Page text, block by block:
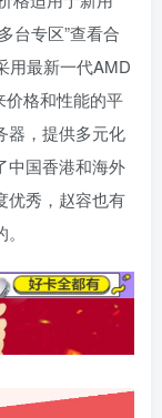
台专区”查看合
用最新一代AMD
价格和性能的平
器，提供多元化
中国香港和海外
优秀，赵容也有